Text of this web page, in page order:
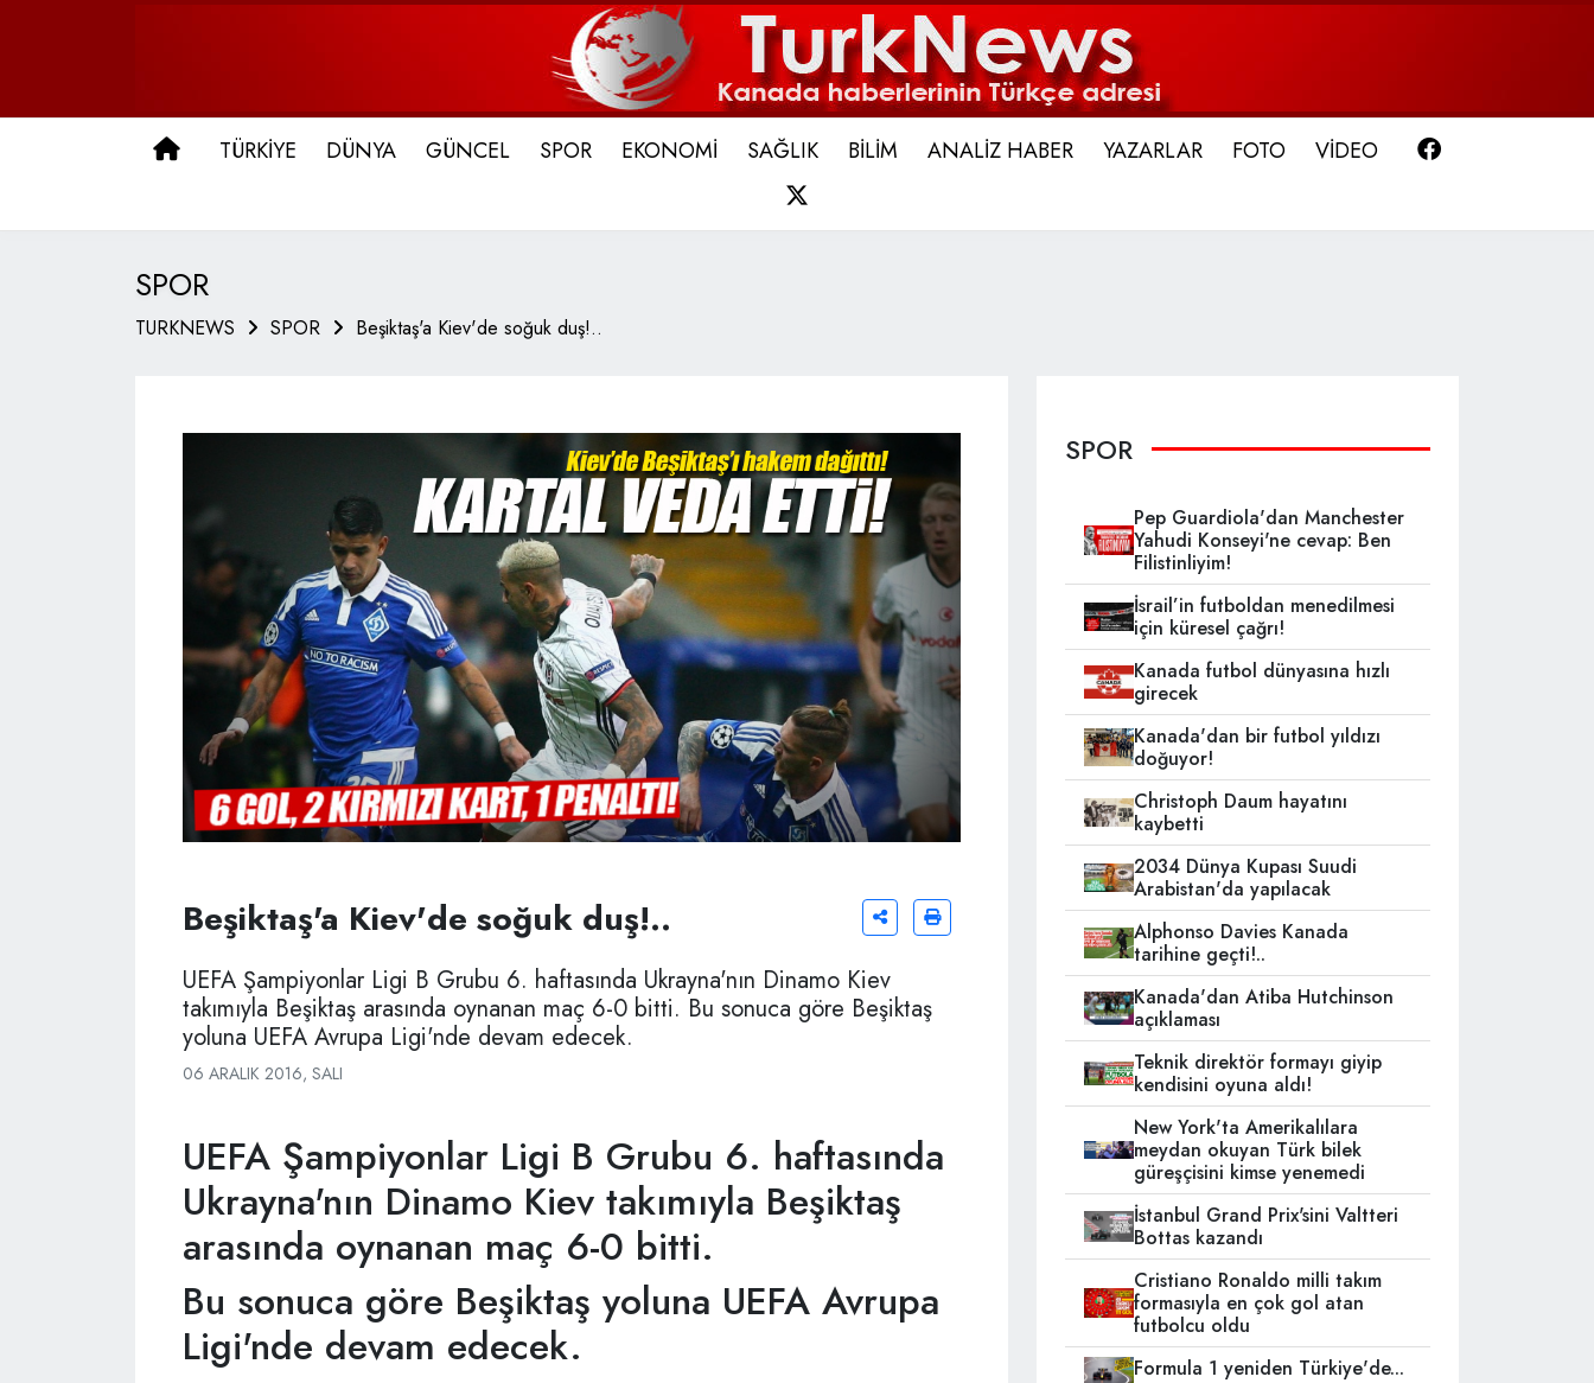
ANA SAYFA
TÜRKİYE DÜNYA GÜNCEL SPOR EKONOMİ SAĞLIK BİLİM ANALİZ HABER YAZARLAR FOTO VİDEO
SPOR
TURKNEWS SPOR Beşiktaş'a Kiev'de soğuk duş!..
Beşiktaş'a Kiev'de soğuk duş!..
UEFA Şampiyonlar Ligi B Grubu 6. haftasında Ukrayna'nın Dinamo Kiev
takımıyla Beşiktaş arasında oynanan maç 6-0 bitti. Bu sonuca göre Beşiktaş
yoluna UEFA Avrupa Ligi'nde devam edecek.
06 ARALIK 2016, SALI
UEFA Şampiyonlar Ligi B Grubu 6. haftasında
Ukrayna'nın Dinamo Kiev takımıyla Beşiktaş
arasında oynanan maç 6-0 bitti.
Bu sonuca göre Beşiktaş yoluna UEFA Avrupa
Ligi'nde devam edecek.
SPOR
Pep Guardiola'dan Manchester
Yahudi Konseyi'ne cevap: Ben
Filistinliyim!
İsrail’in futboldan menedilmesi
için küresel çağrı!
Kanada futbol dünyasına hızlı
girecek
Kanada'dan bir futbol yıldızı
doğuyor!
Christoph Daum hayatını
kaybetti
2034 Dünya Kupası Suudi
Arabistan'da yapılacak
Alphonso Davies Kanada
tarihine geçti!..
Kanada'dan Atiba Hutchinson
açıklaması
Teknik direktör formayı giyip
kendisini oyuna aldı!
New York'ta Amerikalılara
meydan okuyan Türk bilek
güreşçisini kimse yenemedi
İstanbul Grand Prix'sini Valtteri
Bottas kazandı
Cristiano Ronaldo milli takım
formasıyla en çok gol atan
futbolcu oldu
Formula 1 yeniden Türkiye'de...